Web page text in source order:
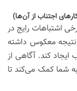
اجتناب از آن‌ها)
اشتباهات رایج در
نتیجه معکوس داشته
کند. آگاهی از
شما کمک می‌کند تا